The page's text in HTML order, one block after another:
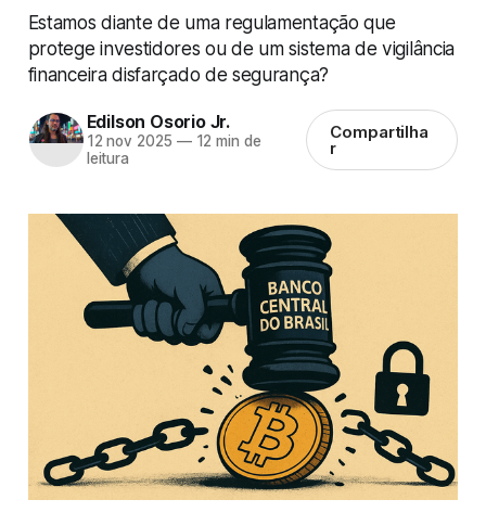
Estamos diante de uma regulamentação que
protege investidores ou de um sistema de vigilância
financeira disfarçado de segurança?
Edilson Osorio Jr.
12 nov 2025 —12 min de
leitura
Compartilha
r